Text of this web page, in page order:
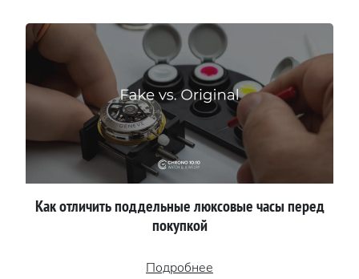
Как отличить поддельные люксовые часы перед
покупкой
Подробнее